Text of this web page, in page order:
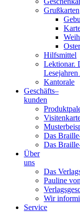
Grußkarten
Hilfsmittel
Lektionar.
Kantorale
Geschäfts­–
kunden
Das
Das
Über
uns
Das
Pauline
Wir
Service